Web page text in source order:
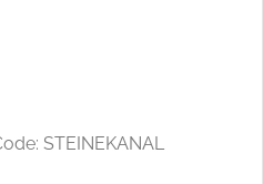
STEINEKANAL